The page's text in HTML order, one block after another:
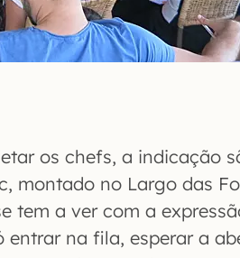
os chefs, a indicação
montado no Largo das
tem a ver com a
entrar na fila, esperar a